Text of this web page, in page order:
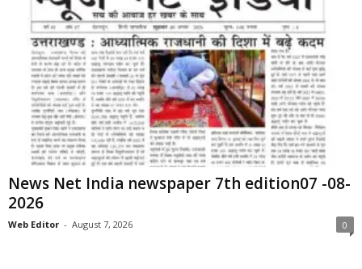
News Net India newspaper 7th edition07 -08-
2026
Web Editor - August 7, 2026 0